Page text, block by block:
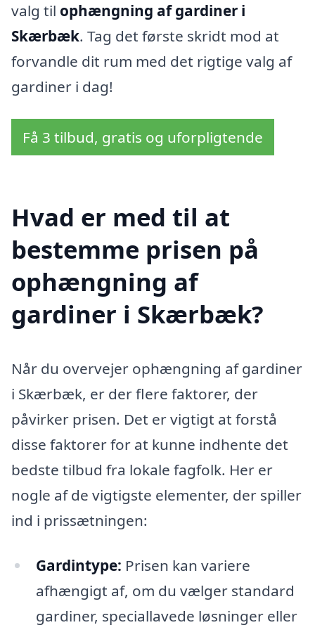
valg til ophængning af gardiner i
Skærbæk. Tag det første skridt mod at
forvandle dit rum med det rigtige valg af
gardiner i dag!
Få 3 tilbud, gratis og uforpligtende
Hvad er med til at
bestemme prisen på
ophængning af
gardiner i Skærbæk?
Når du overvejer ophængning af gardiner
i Skærbæk, er der flere faktorer, der
påvirker prisen. Det er vigtigt at forstå
disse faktorer for at kunne indhente det
bedste tilbud fra lokale fagfolk. Her er
nogle af de vigtigste elementer, der spiller
ind i prissætningen:
Gardintype: Prisen kan variere
afhængigt af, om du vælger standard
gardiner, speciallavede løsninger eller